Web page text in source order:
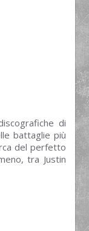
di
battaglie più
del perfetto
tra Justin